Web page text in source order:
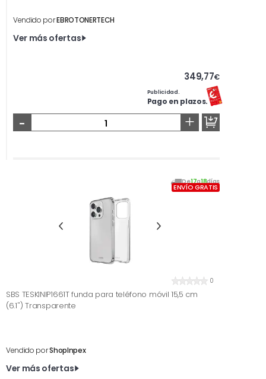
Vendido porEBROTONERTECH
Ver más ofertas
349,77€
Publicidad.
Pago en plazos.
- +
De17a18días
ENVÍO GRATIS
0
SBS TESKINIP1661T funda para teléfono móvil 15,5 cm
(6.1'') Transparente
Vendido porShopInpex
Ver más ofertas